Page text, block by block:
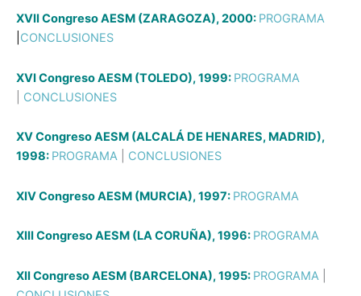
XVII Congreso AESM (ZARAGOZA), 2000: PROGRAMA
CONCLUSIONES
XVI Congreso AESM (TOLEDO), 1999: PROGRAMA
CONCLUSIONES
XV Congreso AESM (ALCALÁ DE HENARES, MADRID),
1998: PROGRAMA CONCLUSIONES
XIV Congreso AESM (MURCIA), 1997: PROGRAMA
XIII Congreso AESM (LA CORUÑA), 1996: PROGRAMA
XII Congreso AESM (BARCELONA), 1995: PROGRAMA